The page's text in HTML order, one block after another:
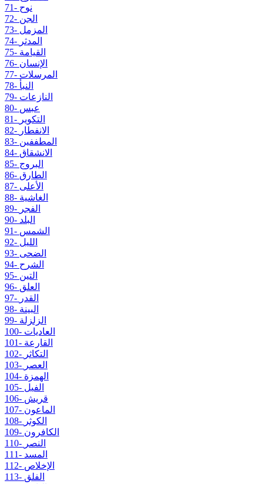
71- نوح
72- الجن
73- المزمل
74- المدثر
75- القيامة
76- الإنسان
77- المرسلات
78- النبأ
79- النازعات
80- عبس
81- التكوير
82- الانفطار
83- المطففين
84- الانشقاق
85- البروج
86- الطارق
87- الأعلى
88- الغاشية
89- الفجر
90- البلد
91- الشمس
92- الليل
93- الضحى
94- الشرح
95- التين
96- العلق
97- القدر
98- البينة
99- الزلزلة
100- العاديات
101- القارعة
102- التكاثر
103- العصر
104- الهمزة
105- الفيل
106- قريش
107- الماعون
108- الكوثر
109- الكافرون
110- النصر
111- المسد
112- الإخلاص
113- الفلق